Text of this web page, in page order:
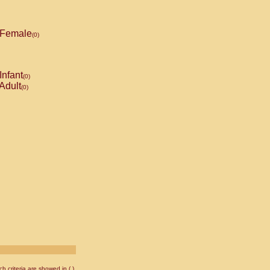
Female(0)
Infant(0)
(0)
criteria are showed in ( ).